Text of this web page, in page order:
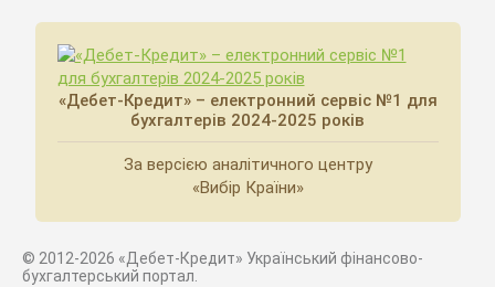
«Дебет-Кредит» – електронний сервіс №1 для
бухгалтерів 2024-2025 років
За версією аналітичного центру
«Вибір Країни»
© 2012-2026 «Дебет-Кредит» Український фінансово-
бухгалтерський портал.